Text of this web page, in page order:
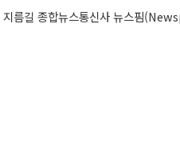
름길 종합뉴스통신사 뉴스핌